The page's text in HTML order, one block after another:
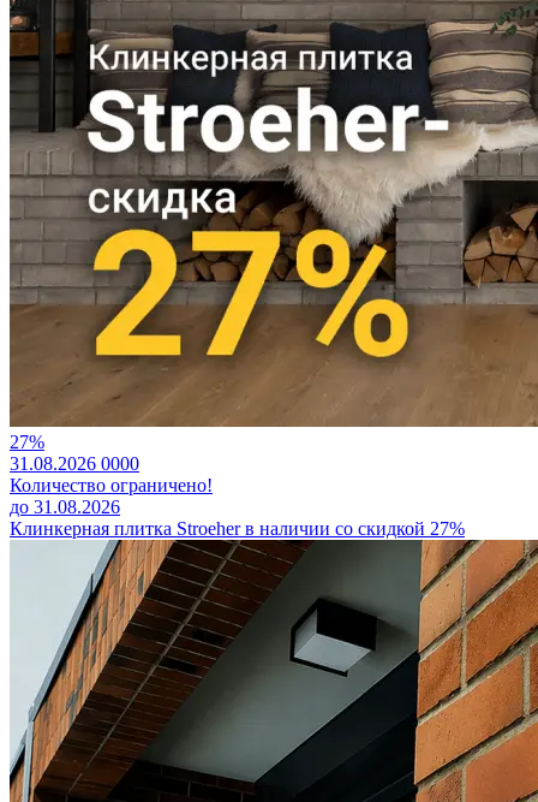
27%
31.08.2026 0000
Количество ограничено!
до 31.08.2026
Клинкерная плитка Stroeher в наличии со скидкой 27%